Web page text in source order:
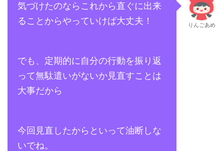
気づけたのならこれから直ぐに出来
ることからやっていけば大丈夫！
でも、定期的に自分の行動を振り返
って無駄遣いがないか見直すことは
大事だから
今回見直したからといって油断しな
いでね。
りんごあめ